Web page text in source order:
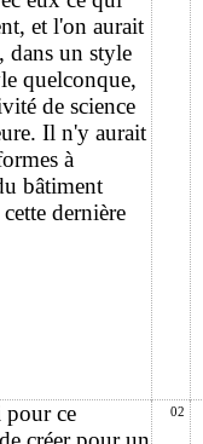
et l'on aurait
dans un style
quelconque,
de science
Il n'y aurait
à
bâtiment
dernière
pour ce
02